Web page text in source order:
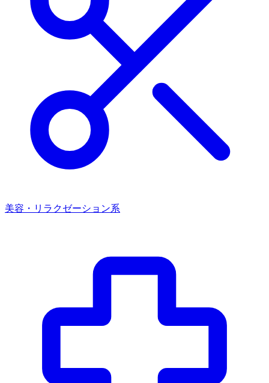
美容・リラクゼーション系